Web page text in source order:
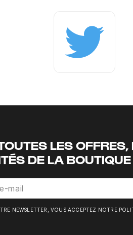
LES OFFRES,
DE LA BOUTIQUE
NEWSLETTER, VOUS ACCEPTEZ NOTRE